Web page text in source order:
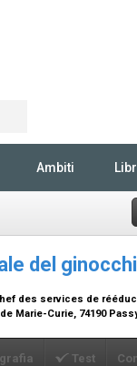
Ambiti
del
des services de
Marie-Curie, 74190
Test